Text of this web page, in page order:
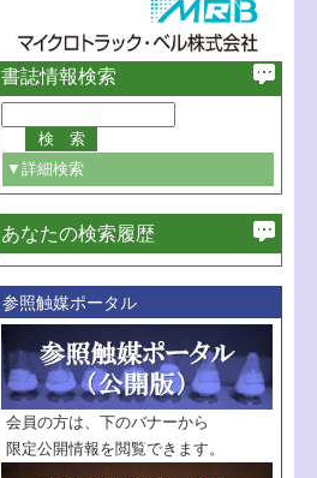
書誌情報検索
▼詳細検索
必ず含む
巻・号指定
巻
号
範囲指定
巻
号～
巻
号
触媒年鑑
あなたの検索履歴
参照触媒ポータル
会員の方は、下のバナーから
限定公開情報を閲覧できます。